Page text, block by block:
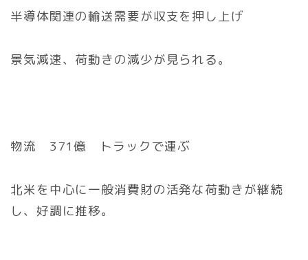
半導体関連の輸送需要が収支を押し上げ
景気減速、荷動きの減少が見られる。
物流 371億 トラックで運ぶ
北米を中心に一般消費財の活発な荷動きが継続
し、好調に推移。